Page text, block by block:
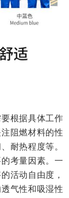
根据具体工作
阻燃材料的性
耐热程度等。
考量因素。一
活动自由度，
气性和吸湿性